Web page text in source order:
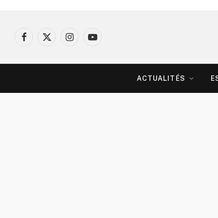
Facebook
X
InstagramYouTube
ACTUALITÉS